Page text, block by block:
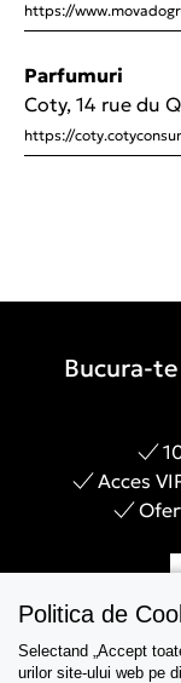
https://
Parfumuri
Coty, 14 rue du
https://
Bucura-
Acces
Politica de
Selectand „Accept
urilor site-ului web pe